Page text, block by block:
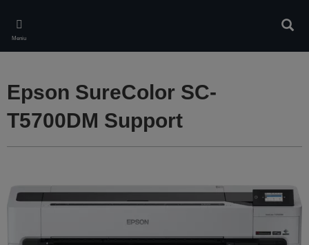
main
content
Meniu
Epson SureColor SC-
T5700DM Support